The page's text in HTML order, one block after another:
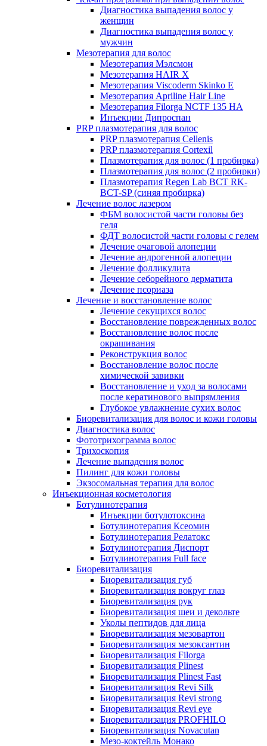
Диагностика выпадения волос у
женщин
Диагностика выпадения волос у
мужчин
Мезотерапия для волос
Мезотерапия Мэлсмон
Мезотерапия HAIR X
Мезотерапия Viscoderm Skinko E
Мезотерапия Apriline Hair Line
Мезотерапия Filorga NCTF 135 HA
Инъекции Дипроспан
PRP плазмотерапия для волос
PRP плазмотерапия Cellenis
PRP плазмотерапия Cortexil
Плазмотерапия для волос (1 пробирка)
Плазмотерапия для волос (2 пробирки)
Плазмотерапия Regen Lab BCT RK-
BCT-SP (синяя пробирка)
Лечение волос лазером
ФБМ волосистой части головы без
геля
ФДТ волосистой части головы с гелем
Лечение очаговой алопеции
Лечение андрогенной алопеции
Лечение фолликулита
Лечение себорейного дерматита
Лечение псориаза
Лечение и восстановление волос
Лечение секущихся волос
Восстановление поврежденных волос
Восстановление волос после
окрашивания
Реконструкция волос
Восстановление волос после
химической завивки
Восстановление и уход за волосами
после кератинового выпрямления
Глубокое увлажнение сухих волос
Биоревитализация для волос и кожи головы
Диагностика волос
Фототрихограмма волос
Трихоскопия
Лечение выпадения волос
Пилинг для кожи головы
Экзосомальная терапия для волос
Инъекционная косметология
Ботулинотерапия
Инъекции ботулотоксина
Ботулинотерапия Ксеомин
Ботулинотерапия Релатокс
Ботулинотерапия Диспорт
Ботулинотерапия Full face
Биоревитализация
Биоревитализация губ
Биоревитализация вокруг глаз
Биоревитализация рук
Биоревитализация шеи и декольте
Уколы пептидов для лица
Биоревитализация мезовартон
Биоревитализация мезоксантин
Биоревитализация Filorga
Биоревитализация Plinest
Биоревитализация Plinest Fast
Биоревитализация Revi Silk
Биоревитализация Revi strong
Биоревитализация Revi eye
Биоревитализация PROFHILO
Биоревитализация Novacutan
Мезо-коктейль Монако